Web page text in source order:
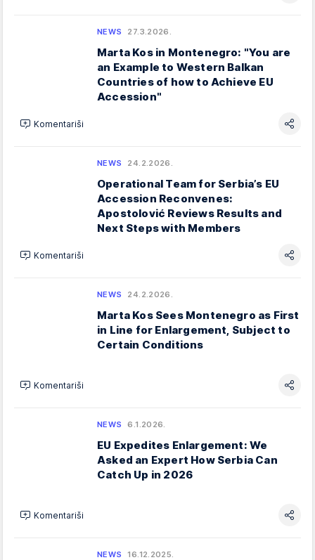
NEWS 27.3.2026.
Marta Kos in Montenegro: "You are
an Example to Western Balkan
Countries of how to Achieve EU
Accession"
Komentariši
NEWS 24.2.2026.
Operational Team for Serbia’s EU
Accession Reconvenes:
Apostolović Reviews Results and
Next Steps with Members
Komentariši
NEWS 24.2.2026.
Marta Kos Sees Montenegro as First
in Line for Enlargement, Subject to
Certain Conditions
Komentariši
NEWS 6.1.2026.
EU Expedites Enlargement: We
Asked an Expert How Serbia Can
Catch Up in 2026
Komentariši
NEWS 16.12.2025.